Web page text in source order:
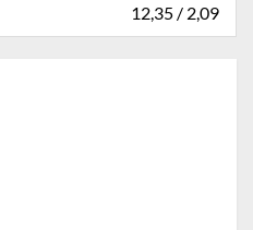
12,35 / 2,09